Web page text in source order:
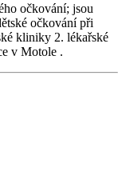
očkování; jsou
očkování při
kliniky 2. lékařské
v Motole .